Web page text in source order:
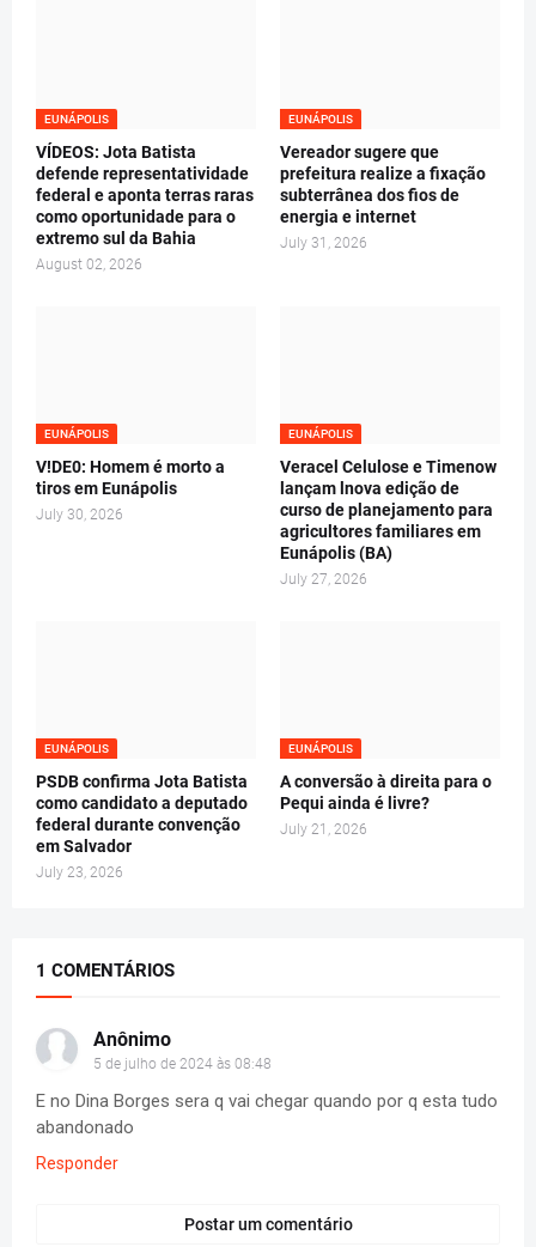
EUNÁPOLIS
VÍDEOS: Jota Batista
defende representatividade
federal e aponta terras raras
como oportunidade para o
extremo sul da Bahia
August 02, 2026
EUNÁPOLIS
Vereador sugere que
prefeitura realize a fixação
subterrânea dos fios de
energia e internet
July 31, 2026
EUNÁPOLIS
V!DE0: Homem é morto a
tiros em Eunápolis
July 30, 2026
EUNÁPOLIS
Veracel Celulose e Timenow
lançam lnova edição de
curso de planejamento para
agricultores familiares em
Eunápolis (BA)
July 27, 2026
EUNÁPOLIS
PSDB confirma Jota Batista
como candidato a deputado
federal durante convenção
em Salvador
July 23, 2026
EUNÁPOLIS
A conversão à direita para o
Pequi ainda é livre?
July 21, 2026
1 COMENTÁRIOS
Anônimo
5 de julho de 2024 às 08:48
E no Dina Borges sera q vai chegar quando por q esta tudo
abandonado
Responder
Postar um comentário